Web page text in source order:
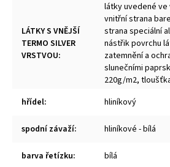
LÁTKY S VNĚJŠÍ
TERMO SILVER
VRSTVOU:
látky uvedené ve
vnitřní strana
strana speciální
nástřik povrchu
zatemnění a
slunečními
220g/m2,
hřídel: hliníkový
spodní závaží: hliníkové - bílá
barva řetízku: bílá